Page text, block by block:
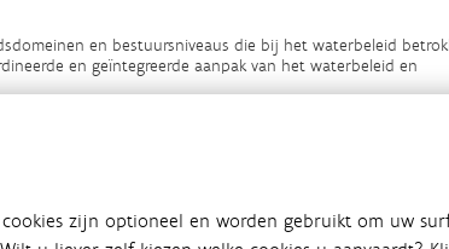
zijn optioneel en worden gebruikt om uw
en bestuursniveaus die bij het waterbeleid
en geïntegreerde aanpak van het waterbeleid en